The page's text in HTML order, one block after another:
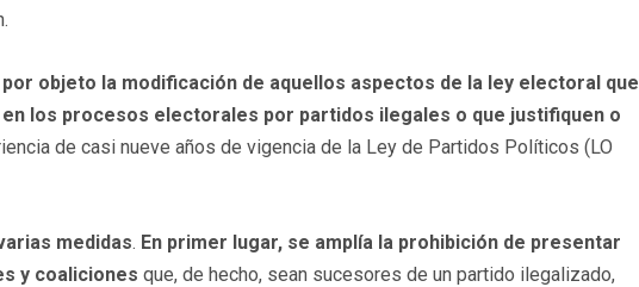
objeto la modificación de aquellos aspectos de la ley electoral que
los procesos electorales por partidos ilegales o que justifiquen o
de casi nueve años de vigencia de la Ley de Partidos Políticos (LO
medidas. En primer lugar, se amplía la prohibición de presentar
y coaliciones que, de hecho, sean sucesores de un partido ilegalizado,